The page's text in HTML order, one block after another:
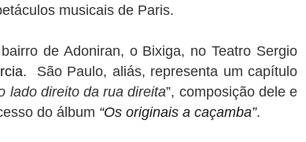
musicais de Paris.
de Adoniran, o Bixiga, no Teatro Sergio
. São Paulo, aliás, representa um capítulo
lado direito da rua direita”, composição dele e
do álbum “Os originais a caçamba”.